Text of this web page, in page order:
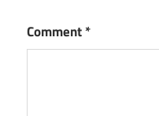
Comment*